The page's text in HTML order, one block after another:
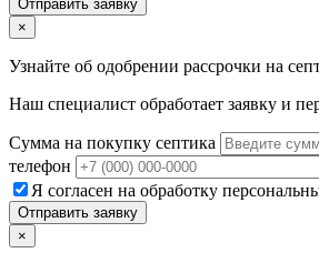
×
Узнайте об одобрении рассрочки на
Наш специалист обработает заявку и
Сумма на покупку септика
телефон
Я согласен на обработку
×